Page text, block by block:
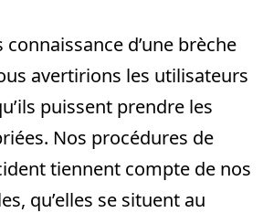
d’une brèche
avertirions les utilisateurs
puissent prendre les
Nos procédures de
tiennent compte de nos
qu’elles se situent au